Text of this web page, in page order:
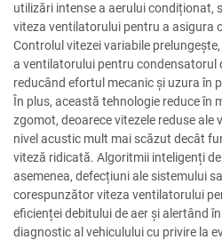
utilizări intense a aerului condiționat,
viteza ventilatorului pentru a asigura
Controlul vitezei variabile
a ventilatorului pentru condensatorul
reducând efortul mecanic și uzura în
În plus, această tehnologie reduce în
zgomot, deoarece vitezele reduse ale
nivel acustic mult mai scăzut decât
viteză ridicată. Algoritmii inteligenți
asemenea, defecțiuni ale sistemului
corespunzător viteza ventilatorului
eficienței debitului de aer și alertând
diagnostic al vehiculului cu privire la